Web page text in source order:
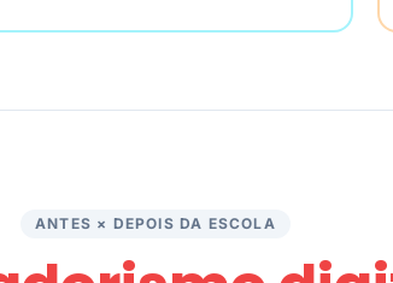
ANTES × DEPOIS DA ESCOLA